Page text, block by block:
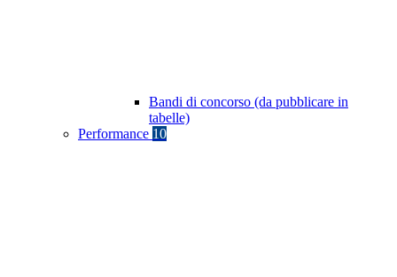
Bandi di concorso (da pubblicare in
tabelle)
Performance 10